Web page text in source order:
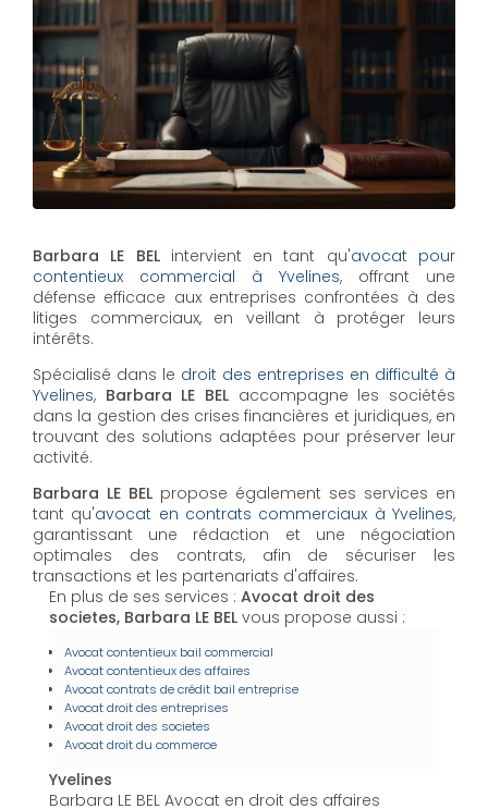
Barbara LE BELintervient en tant qu'avocat pour
contentieux commercial à Yvelines, offrant une
défense efficace aux entreprises confrontées à des
litiges commerciaux, en veillant à protéger leurs
intérêts.
Spécialisé dans le droit des entreprises en difficulté à
Yvelines, Barbara LE BEL accompagne les sociétés
dans la gestion des crises financières et juridiques, en
trouvant des solutions adaptées pour préserver leur
activité.
Barbara LE BEL propose également ses services en
tant qu'avocat en contrats commerciaux à Yvelines,
garantissant une rédaction et une négociation
optimales des contrats, afin de sécuriser les
transactions et les partenariats d'affaires.
En plus de ses services : Avocat droit des
societes, Barbara LE BEL vous propose aussi :
Avocat contentieux bail commercial
Avocat contentieux des affaires
Avocat contrats de crédit bail entreprise
Avocat droit des entreprises
Avocat droit des societes
Avocat droit du commerce
Yvelines
Barbara LE BEL Avocat en droit des affaires